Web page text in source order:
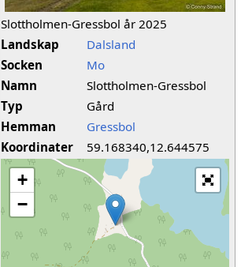
Slottholmen-Gressbol år 2025
Landskap
Dalsland
Socken
Mo
Namn
Slottholmen-Gressbol
Typ
Gård
Hemman
Gressbol
Koordinater
59.168340,12.644575
+
−